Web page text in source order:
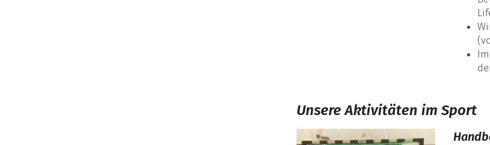
Unsere Aktivitäten im Sport